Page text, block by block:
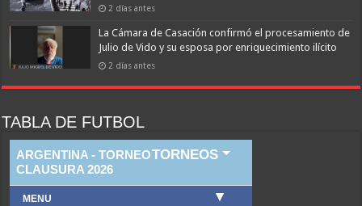
2 días antes
La Cámara de Casación confirmó el procesamiento de
Julio de Vido y su esposa por enriquecimiento ilícito
2 días antes
TABLA DE FUTBOL